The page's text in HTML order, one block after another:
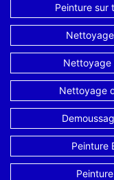
Peinture sur
Nettoyage
Nettoyage
Peinture